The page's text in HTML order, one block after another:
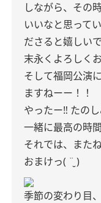
しながら、その
いいなと思って
ださると嬉しい
末永くよろしく
そして福岡公演
ますねーー！！
やったー‼︎ たの
一緒に最高の時
それでは、またね
おまけっ( ¨̮ )
季節の変わり目、